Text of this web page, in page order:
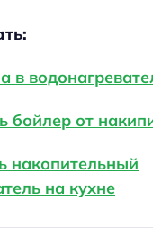
в
бойлер от
накопительный
на кухне